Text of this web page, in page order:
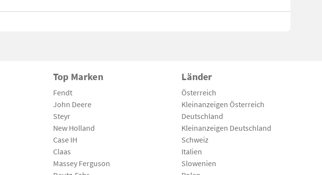
Top Marken
Fendt
John Deere
Steyr
New Holland
Case IH
Claas
Massey Ferguson
Länder
Österreich
Kleinanzeigen Österreich
Deutschland
Kleinanzeigen Deutschland
Schweiz
Italien
Slowenien